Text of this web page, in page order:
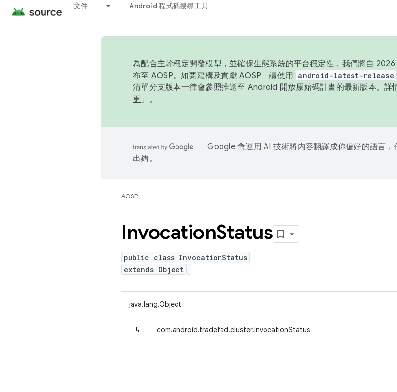
文件 Android 程式碼搜尋工具
為配合主幹穩定開發模型，並確保生態系統的平台穩定性，我們將自
布至 AOSP。如要建構及貢獻 AOSP，請使用 android-latest-release
清單分支版本一律會參照推送至 Android 開放原始碼計畫的最新版本。詳
更 」。
Google 會運用 AI 技術將內容翻譯成你偏好的語言，
出錯。
AOSP
InvocationStatus
public class InvocationStatus
extends Object
java.lang.Object
↳ com.android.tradefed.cluster.InvocationStatus